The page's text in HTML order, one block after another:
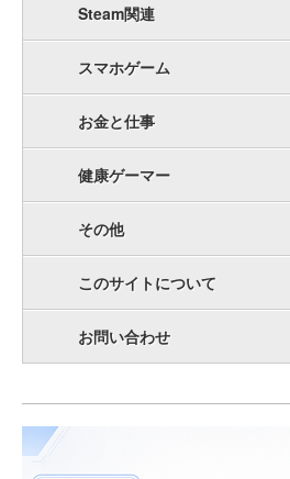
Steam関連
スマホゲーム
お金と仕事
健康ゲーマー
その他
このサイトについて
お問い合わせ